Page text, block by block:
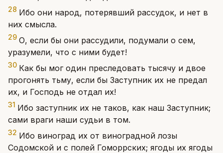
28 Ибо они народ, потерявший рассудок, и нет в
них смысла.
29 О, если бы они рассудили, подумали о сем,
уразумели, что с ними будет!
30 Как бы мог один преследовать тысячу и двое
прогонять тьму, если бы Заступник их не предал
их, и Господь не отдал их!
31 Ибо заступник их не таков, как наш Заступник;
сами враги наши судьи в том.
32 Ибо виноград их от виноградной лозы
Содомской и с полей Гоморрских; ягоды их ягоды